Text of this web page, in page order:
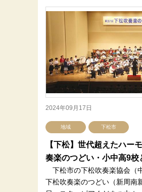
2024年09月17日
地域 下松市
【下松】世代超えたハ
奏楽のつどい・小中高9校
下松市の下松吹奏楽協会（
下松吹奏楽のつどい（新周南